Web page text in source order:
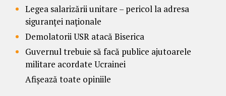
Legea salarizării unitare – pericol la adresa
siguranței naționale
Demolatorii USR atacă Biserica
Guvernul trebuie să facă publice ajutoarele
militare acordate Ucrainei
Afișează toate opiniile